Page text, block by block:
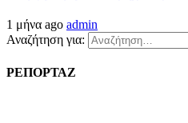
1 μήνα ago admin
Αναζήτηση για:
ΡΕΠΟΡΤΑΖ